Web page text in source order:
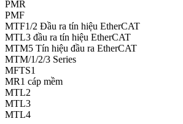
PMR
PMF
MTF1/2 Đầu ra tín hiệu EtherCAT
MTL3 đầu ra tín hiệu EtherCAT
MTM5 Tín hiệu đầu ra EtherCAT
MTM/1/2/3 Series
MFTS1
MR1 cáp mềm
MTL2
MTL3
MTL4